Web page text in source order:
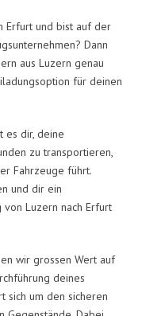
Erfurt und bist auf der
Dann
aus Luzern genau
für deinen
es dir, deine
zu transportieren,
Fahrzeuge führt.
und dir ein
Luzern nach Erfurt
wir grossen Wert auf
deines
sich um den sicheren